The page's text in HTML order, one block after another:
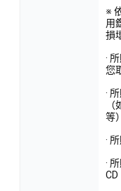
※
用
損
·
您
·
等
·
·
CD